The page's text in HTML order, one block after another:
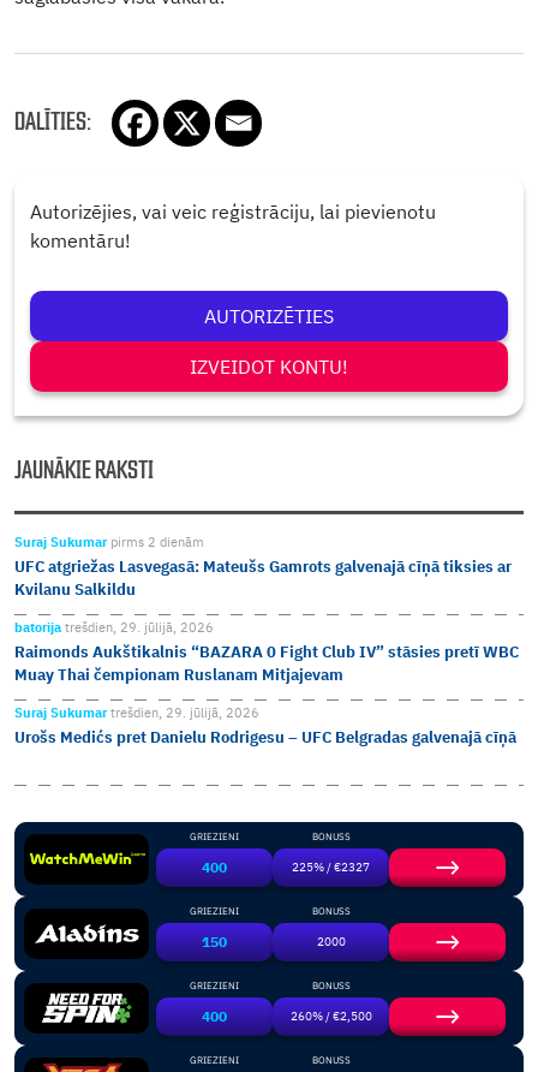
DALĪTIES:
Autorizējies, vai veic reģistrāciju, lai pievienotu
komentāru!
AUTORIZĒTIES
IZVEIDOT KONTU!
JAUNĀKIE RAKSTI
Suraj Sukumar pirms 2 dienām
UFC atgriežas Lasvegasā: Mateušs Gamrots galvenajā cīņā tiksies ar
Kvilanu Salkildu
batorija trešdien, 29. jūlijā, 2026
Raimonds Aukštikalnis “BAZARA 0 Fight Club IV” stāsies pretī WBC
Muay Thai čempionam Ruslanam Mitjajevam
Suraj Sukumartrešdien, 29. jūlijā, 2026
Urošs Medićs pret Danielu Rodrigesu – UFC Belgradas galvenajā cīņā
GRIEZIENI
400
BONUSS
225% / €2327
GRIEZIENI
150
BONUSS
2000
GRIEZIENI
400
BONUSS
260% / €2,500
GRIEZIENI BONUSS